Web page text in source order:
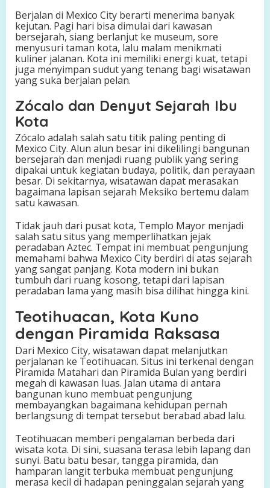
Berjalan di Mexico City berarti menerima banyak
kejutan. Pagi hari bisa dimulai dari kawasan
bersejarah, siang berlanjut ke museum, sore
menyusuri taman kota, lalu malam menikmati
kuliner jalanan. Kota ini memiliki energi kuat, tetapi
juga menyimpan sudut yang tenang bagi wisatawan
yang suka berjalan pelan.
Zócalo dan Denyut Sejarah Ibu
Kota
Zócalo adalah salah satu titik paling penting di
Mexico City. Alun alun besar ini dikelilingi bangunan
bersejarah dan menjadi ruang publik yang sering
dipakai untuk kegiatan budaya, politik, dan perayaan
besar. Di sekitarnya, wisatawan dapat merasakan
bagaimana lapisan sejarah Meksiko bertemu dalam
satu kawasan.
Tidak jauh dari pusat kota, Templo Mayor menjadi
salah satu situs yang memperlihatkan jejak
peradaban Aztec. Tempat ini membuat pengunjung
memahami bahwa Mexico City berdiri di atas sejarah
yang sangat panjang. Kota modern ini bukan
tumbuh dari ruang kosong, tetapi dari lapisan
peradaban lama yang masih bisa dilihat hingga kini.
Teotihuacan, Kota Kuno
dengan Piramida Raksasa
Dari Mexico City, wisatawan dapat melanjutkan
perjalanan ke Teotihuacan. Situs ini terkenal dengan
Piramida Matahari dan Piramida Bulan yang berdiri
megah di kawasan luas. Jalan utama di antara
bangunan kuno membuat pengunjung
membayangkan bagaimana kehidupan pernah
berlangsung di tempat tersebut berabad abad lalu.
Teotihuacan memberi pengalaman berbeda dari
wisata kota. Di sini, suasana terasa lebih lapang dan
sunyi. Batu batu besar, tangga piramida, dan
hamparan langit terbuka membuat pengunjung
merasa kecil di hadapan peninggalan sejarah yang